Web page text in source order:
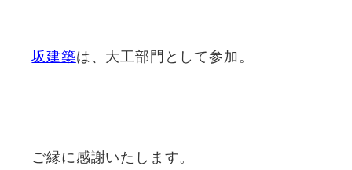
坂建築は、大工部門として参加。
ご縁に感謝いたします。